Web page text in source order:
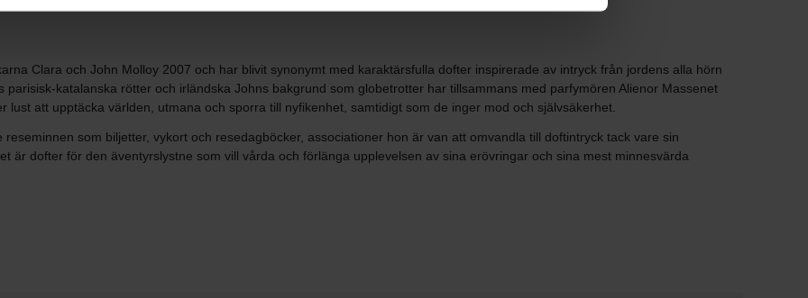
Clara och John Molloy 2007 och har blivit synonymt med karaktärsfulla dofter inspirerade av intryck från jordens alla hörn
katalanska rötter och irländska Johns bakgrund som globetrotter har tillsammans med parfymören Alienor Massenet
att upptäcka världen, utmana och sporra till nyfikenhet, samtidigt som de inger mod och självsäkerhet.
som biljetter, vykort och resedagböcker, associationer hon är van att omvandla till doftintryck tack vare sin
är dofter för den äventyrslystne som vill vårda och förlänga upplevelsen av sina erövringar och sina mest minnesvärda